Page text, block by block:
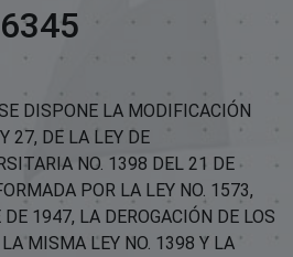
DISPONE LA MODIFICACIÓN
27, DE LA LEY DE
NO. 1398 DEL 21 DE
POR LA LEY NO. 1573,
1947, LA DEROGACIÓN DE LOS
MISMA LEY NO. 1398 Y LA